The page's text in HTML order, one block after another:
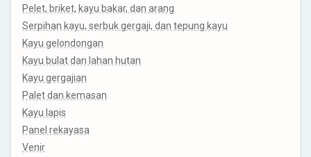
Pelet, briket, kayu bakar, dan arang
Serpihan kayu, serbuk gergaji, dan tepung kayu
Kayu gelondongan
Kayu bulat dan lahan hutan
Kayu gergajian
Palet dan kemasan
Kayu lapis
Panel rekayasa
Venir